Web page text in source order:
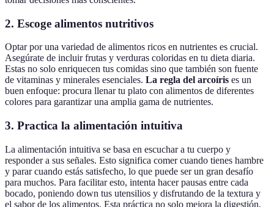
2. Escoge alimentos nutritivos
Optar por una variedad de alimentos ricos en nutrientes es crucial.
Asegúrate de incluir frutas y verduras coloridas en tu dieta diaria.
Estas no solo enriquecen tus comidas sino que también son fuente
de vitaminas y minerales esenciales. La regla del arcoíris es un
buen enfoque: procura llenar tu plato con alimentos de diferentes
colores para garantizar una amplia gama de nutrientes.
3. Practica la alimentación intuitiva
La alimentación intuitiva se basa en escuchar a tu cuerpo y
responder a sus señales. Esto significa comer cuando tienes hambre
y parar cuando estás satisfecho, lo que puede ser un gran desafío
para muchos. Para facilitar esto, intenta hacer pausas entre cada
bocado, poniendo down tus utensilios y disfrutando de la textura y
el sabor de los alimentos. Esta práctica no solo mejora la digestión,